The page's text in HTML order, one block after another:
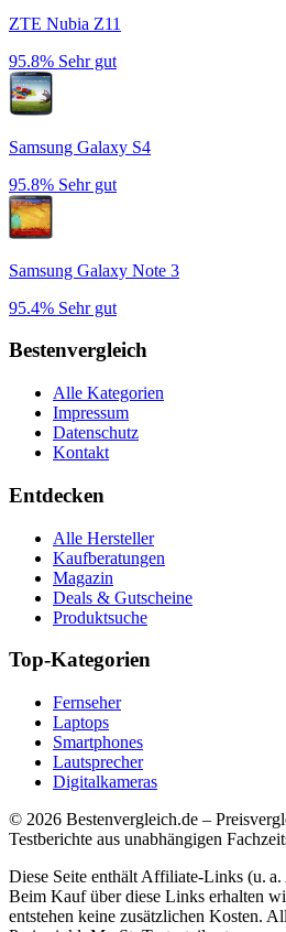
ZTE Nubia Z11
95.8% Sehr gut
Samsung Galaxy S4
95.8% Sehr gut
Samsung Galaxy Note 3
95.4% Sehr gut
Bestenvergleich
Alle Kategorien
Impressum
Datenschutz
Kontakt
Entdecken
Alle Hersteller
Kaufberatungen
Magazin
Deals & Gutscheine
Produktsuche
Top-Kategorien
Fernseher
Laptops
Smartphones
Lautsprecher
Digitalkameras
© 2026 Bestenvergleich.de –
Testberichte aus unabhängigen
Diese Seite enthält Affiliate-Links (u.
Beim Kauf über diese Links erhalten
entstehen keine zusätzlichen Kosten.